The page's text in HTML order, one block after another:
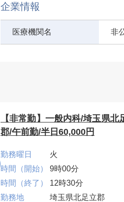
企業情報
医療機関名 非
【非常勤】一般内科/埼玉県北
郡/午前勤/半日60,000円
勤務曜日
火
時間（開始）
9時00分
時間（終了）
12時30分
勤務地
埼玉県北足立郡